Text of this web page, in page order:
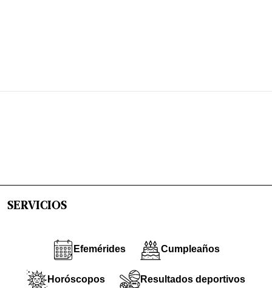
SERVICIOS
Efemérides Cumpleaños
Horóscopos Resultados deportivos